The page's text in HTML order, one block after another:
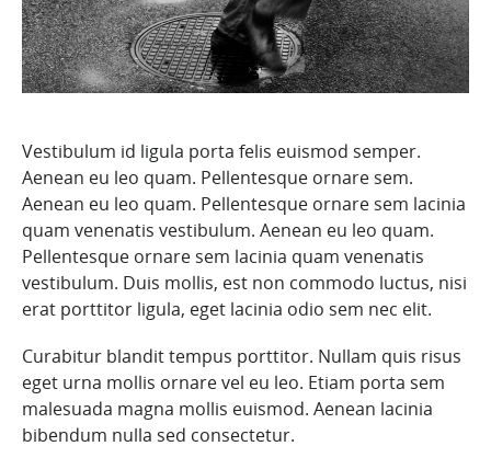
Vestibulum id ligula porta felis euismod semper.
Aenean eu leo quam. Pellentesque ornare sem.
Aenean eu leo quam. Pellentesque ornare sem lacinia
quam venenatis vestibulum. Aenean eu leo quam.
Pellentesque ornare sem lacinia quam venenatis
vestibulum. Duis mollis, est non commodo luctus, nisi
erat porttitor ligula, eget lacinia odio sem nec elit.
Curabitur blandit tempus porttitor. Nullam quis risus
eget urna mollis ornare vel eu leo. Etiam porta sem
malesuada magna mollis euismod. Aenean lacinia
bibendum nulla sed consectetur.